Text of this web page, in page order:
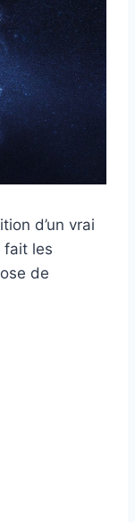
d’un vrai
fait les
de